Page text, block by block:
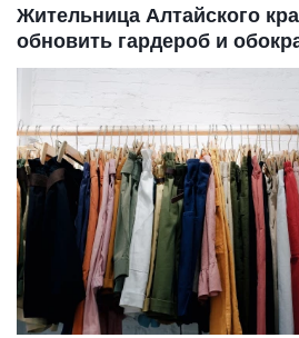
Жительница Алтайского
обновить гардероб и